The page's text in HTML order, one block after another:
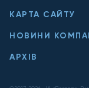
КАРТА САЙТУ
НОВИНИ
АРХІВ